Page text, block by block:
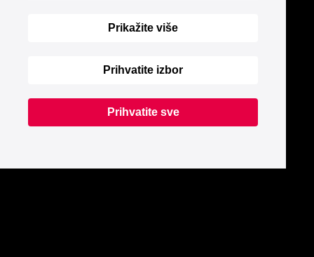
Prikažite više
Prihvatite izbor
Prihvatite sve